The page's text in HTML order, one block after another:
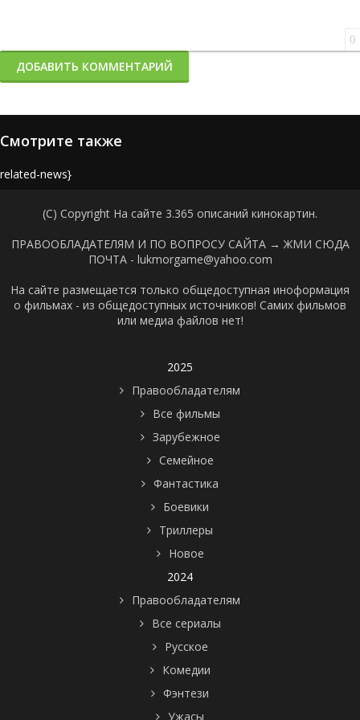
0
ДОБАВИТЬ КОММЕНТАРИЙ
Смотрите также
news}
(C) Copyright На сайте 3.365 описаний кинокартин.
ПРАВООБЛАДАТЕЛЯМ И ПО ВОПРОСУ САЙТА → ЖМИ СЮДА
ПОЧТА - lukmorgame@yahoo.com
На сайте размещается только общедоступная иноформация
о фильмах - из общедоступных источников! Самих фильмов
или медиа файлов нет!
2025
Правообладателям
Все фильмы
Зарубежное
Семейное
Фантастика
Боевики
Триллеры
Новое
2024
Правообладателям
Все сериалы
Русское
Комедии
Фэнтези
Ужасы